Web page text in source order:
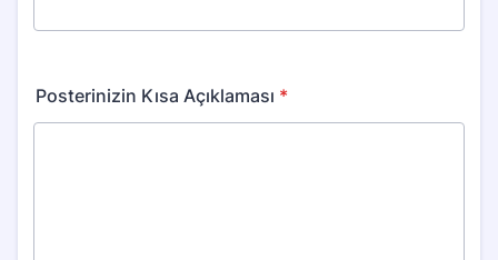
Posterinizin Kısa Açıklaması *